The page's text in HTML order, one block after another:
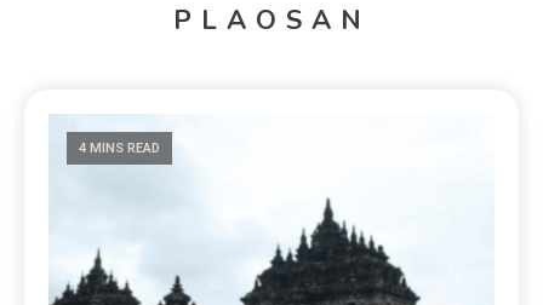
PLAOSAN
4 MINS READ